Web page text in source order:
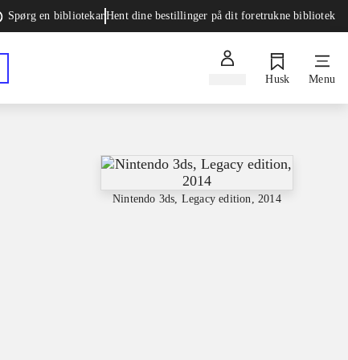
Spørg en bibliotekarHent dine bestillinger på dit foretrukne bibliotek
Husk Menu
Nintendo 3ds, Legacy edition, 2014